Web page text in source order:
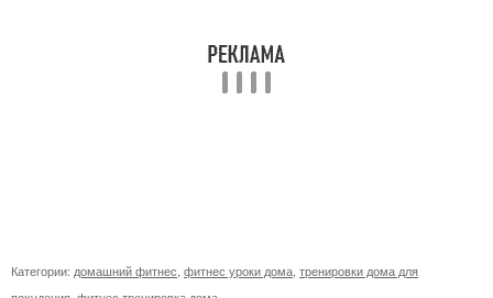
Категории: домашний фитнес фитнес уроки дома тренировки дома для